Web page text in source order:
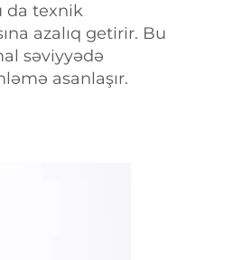
da texnik
azalıq getirir. Bu
səviyyədə
asanlaşır.